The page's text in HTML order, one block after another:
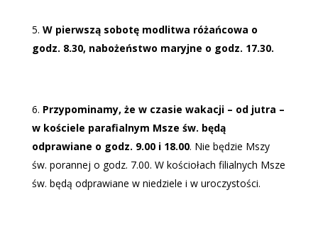
W pierwszą sobotę modlitwa różańcowa o
godz. 8.30, nabożeństwo maryjne o godz. 17.30.
Przypominamy, że w czasie wakacji – od jutra –
w kościele parafialnym Msze św. będą
odprawiane o godz. 9.00 i 18.00. Nie będzie Mszy
św. porannej o godz. 7.00. W kościołach filialnych Msze
św. będą odprawiane w niedziele i w uroczystości.